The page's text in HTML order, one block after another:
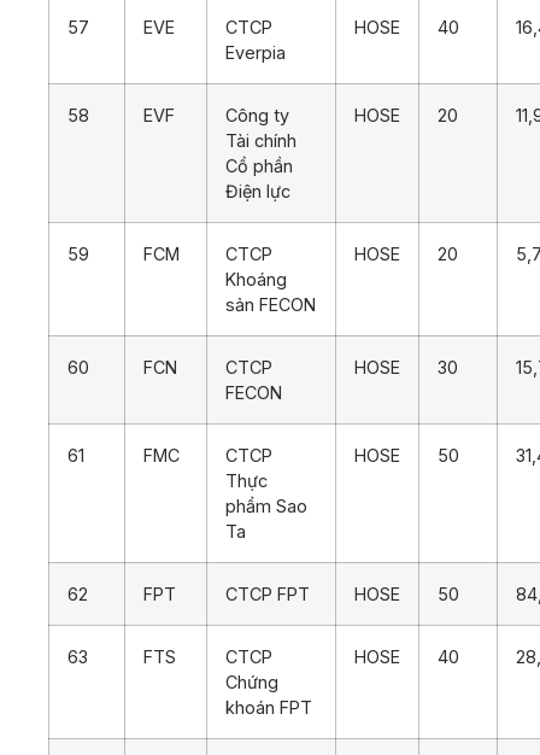
57 EVE
CTCP
Everpia
HOSE 40
58 EVF
Công ty
Tài chính
Cổ phần
Điện lực
HOSE 20
59 FCM
CTCP
Khoáng
sản FECON
HOSE 20
60 FCN
CTCP
FECON
HOSE 30
61 FMC
CTCP
Thực
phẩm Sao
Ta
HOSE 50
62 FPT CTCP FPT HOSE 50
63 FTS
CTCP
Chứng
khoán FPT
HOSE 40